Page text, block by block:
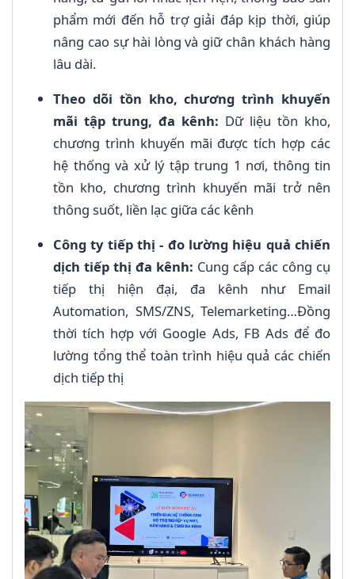
phẩm mới đến hỗ trợ giải đáp kịp thời, giúp
nâng cao sự hài lòng và giữ chân khách hàng
lâu dài.
Theo dõi tồn kho, chương trình khuyến
mãi tập trung, đa kênh: Dữ liệu tồn kho,
chương trình khuyến mãi được tích hợp các
hệ thống và xử lý tập trung 1 nơi, thông tin
tồn kho, chương trình khuyến mãi trở nên
thông suốt, liền lạc giữa các kênh
Công ty tiếp thị - đo lường hiệu quả chiến
dịch tiếp thị đa kênh: Cung cấp các công cụ
tiếp thị hiện đại, đa kênh như Email
Automation, SMS/ZNS, Telemarketing…Đồng
thời tích hợp với Google Ads, FB Ads để đo
lường tổng thể toàn trình hiệu quả các chiến
dịch tiếp thị